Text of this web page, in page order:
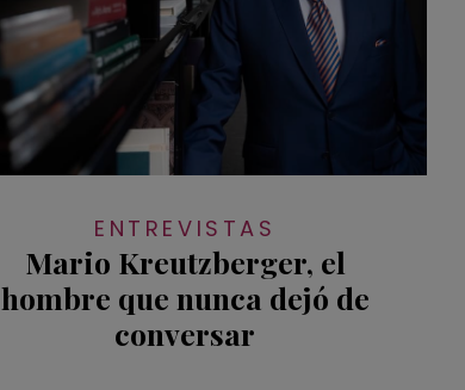
ENTREVISTAS
Mario Kreutzberger, el
hombre que nunca dejó de
conversar